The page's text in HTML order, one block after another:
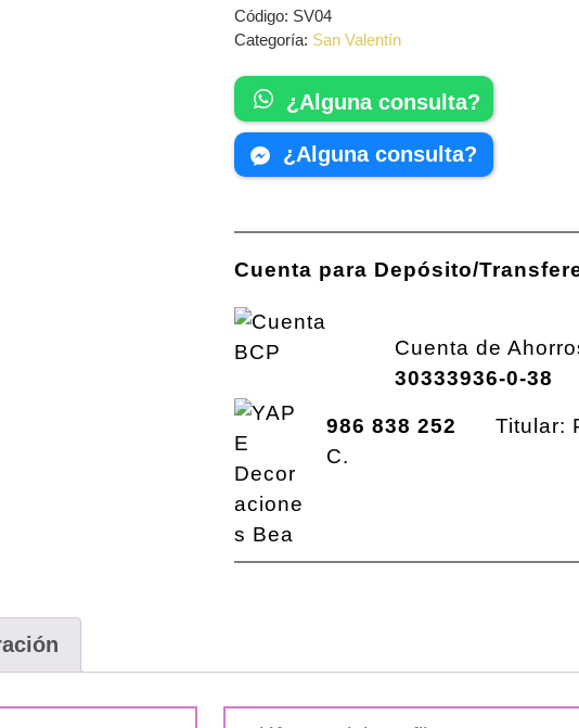
Código: SV04
Categoría: San Valentín
¿Alguna consulta?
¿Alguna consulta?
Cuenta para Depósito/
Cuenta de
30333936-0-38
986 838 252 Titular:
C.